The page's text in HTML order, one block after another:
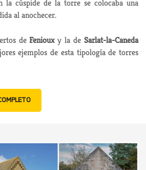
la cúspide de la torre se colocaba una
al anochecer.
deFeniouxy la deSarlat-la-Caneda
ejemplos de esta tipología de torres